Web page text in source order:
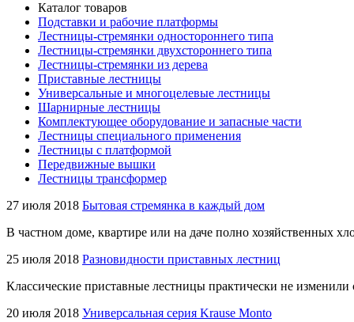
Каталог товаров
Подставки и рабочие платформы
Лестницы-стремянки одностороннего типа
Лестницы-стремянки двухстороннего типа
Лестницы-стремянки из дерева
Приставные лестницы
Универсальные и многоцелевые лестницы
Шарнирные лестницы
Комплектующее оборудование и запасные части
Лестницы специального применения
Лестницы с платформой
Передвижные вышки
Лестницы трансформер
27 июля 2018 Бытовая стремянка в каждый дом
В частном доме, квартире или на даче полно хозяйственных
25 июля 2018 Разновидности приставных лестниц
Классические приставные лестницы практически не
20 июля 2018 Универсальная серия Krause Monto